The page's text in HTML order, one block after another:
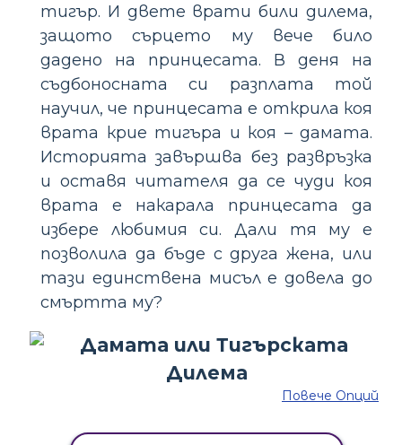
тигър. И двете врати били дилема,
защото сърцето му вече било
дадено на принцесата. В деня на
съдбоносната си разплата той
научил, че принцесата е открила коя
врата крие тигъра и коя – дамата.
Историята завършва без развръзка
и оставя читателя да се чуди коя
врата е накарала принцесата да
избере любимия си. Дали тя му е
позволила да бъде с друга жена, или
тази единствена мисъл е довела до
смъртта му?
Повече Опций